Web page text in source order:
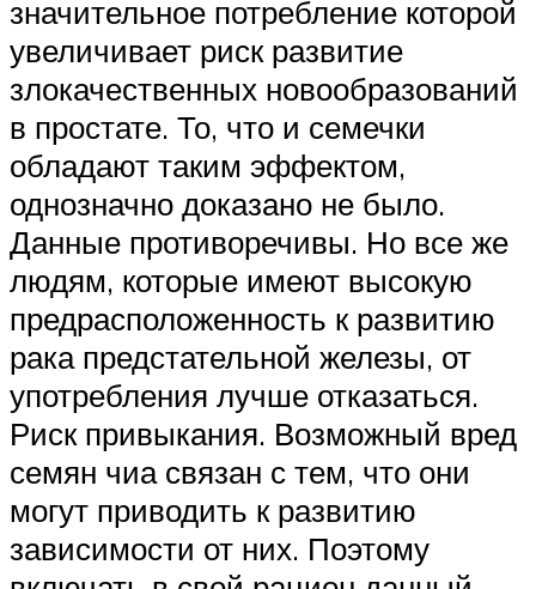
значительное потребление которой
увеличивает риск развитие
злокачественных новообразований
в простате. То, что и семечки
обладают таким эффектом,
однозначно доказано не было.
Данные противоречивы. Но все же
людям, которые имеют высокую
предрасположенность к развитию
рака предстательной железы, от
употребления лучше отказаться.
Риск привыкания. Возможный вред
семян чиа связан с тем, что они
могут приводить к развитию
зависимости от них. Поэтому